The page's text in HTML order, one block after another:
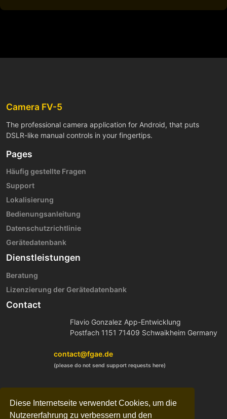
Diese Internetseite verwendet Cookies, um die
Nutzererfahrung zu verbessern und den
Camera FV-5
The professional camera application for Android, that puts
DSLR-like manual controls in your fingertips.
Pages
Häufig gestellte Fragen
Support
Lokalisierung
Bedienungsanleitung
Datenschutzrichtlinie
Gerätedatenbank
Dienstleistungen
Beratung
Lizenzierung der Gerätedatenbank
Contact
Flavio Gonzalez App-Entwicklung
Postfach 1151 71409 Schwaikheim Germany
contact@fgae.de
(please do not send support requests here)